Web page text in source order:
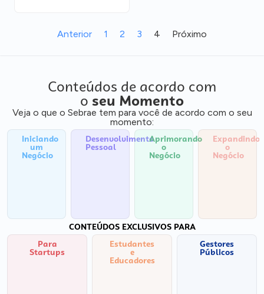
Anterior 1 2 3 4 Próximo
Conteúdos de acordo com
o seu Momento
Veja o que o Sebrae tem para você de acordo com o seu
momento:
Iniciando
um
Negócio
Desenvolvimento
Pessoal
Aprimorando
o
Negócio
Expandindo
o
Negócio
CONTEÚDOS EXCLUSIVOS PARA
Para
Startups
Estudantes
e
Educadores
Gestores
Públicos